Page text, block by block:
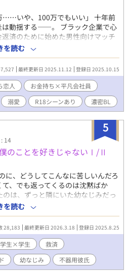
……いや、100万でもいい」 十年前
は動揺する――。 ブラック企業で心
済のために始めた男性向けマッチ
事。それが思わぬ形で、高校時代
安堂輝に知られてしまう。 高校時
金で縛られる。 しかも、輝の視線は
びに身体が反応してしまう――。
、溺れるように甘く抱きしめら
。 恥じらいと屈辱、少しの愛しさ
も応えざるを得ない。 過去と現在
の駆け引きと甘い溺愛へと加速す
が生む、ドキドキのラブストーリ
を読む
最終更新日 2025.11.12 登録日 2025.10.15
恋人
お金持ち×平凡会社員
溺愛 R18シーンあり 濃密BL
5
14
のことを好きじゃないⅠ/Ⅱ
に、どうしてこんなに苦しいんだろ
、でも返ってくるのは沈黙ばか
のは、ずっと隣にいた幼なじみだっ
違い、そして幼なじみの静かな想
て気づく、本当に欲しかった温も
て、最後には救いに包まれる救済BL
同じ大学へ進学した陸と颯馬。
合い、やがて同棲を始めた二人
いった小さな現実に向き合いなが
にしていく。 未来の旅行を計画
を読む
28,183 最終更新日 2026.3.18 登録日 2025.8.25
学生×学生
救済
幼なじみ 不器用彼氏